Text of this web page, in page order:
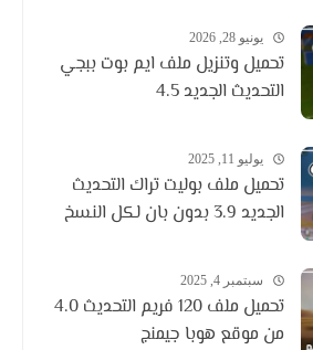
يونيو 28, 2026
تحميل وتنزيل ملف ايم بوت ببجي
التحديث الجديد 4.5
يوليو 11, 2025
تحميل ملف بوليت تراك التحديث
الجديد 3.9 بدون بان لكل النسخ
سبتمبر 4, 2025
تحميل ملف 120 فريم التحديث 4.0
من موقع هوبا جيمنج